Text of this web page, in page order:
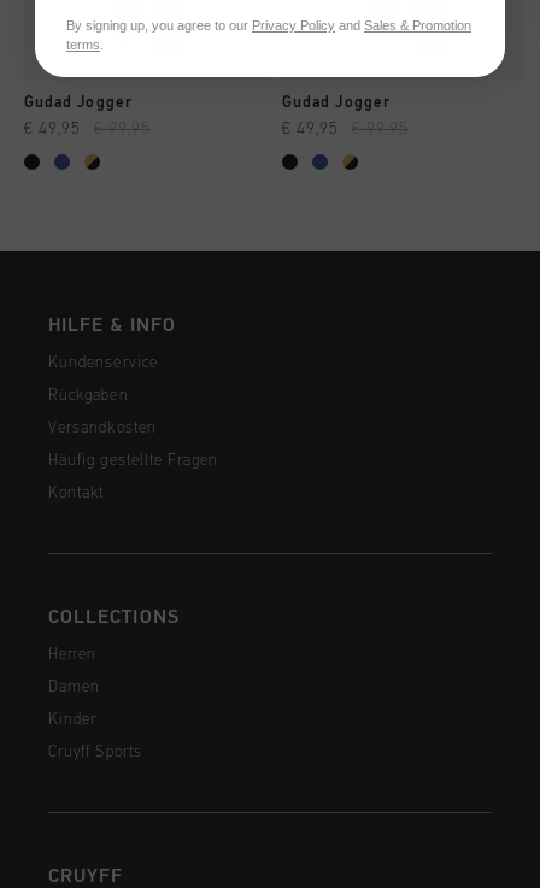
Gudad Jogger
€ 49,95 € 99,95
Gudad Jogger
€ 49,95 € 99,95
HILFE & INFO
Kundenservice
Rückgaben
Versandkosten
Häufig gestellte Fragen
Kontakt
COLLECTIONS
Herren
Damen
Kinder
Cruyff Sports
CRUYFF
By signing up, you agree to our Privacy Policy and Sales & Promotion
terms